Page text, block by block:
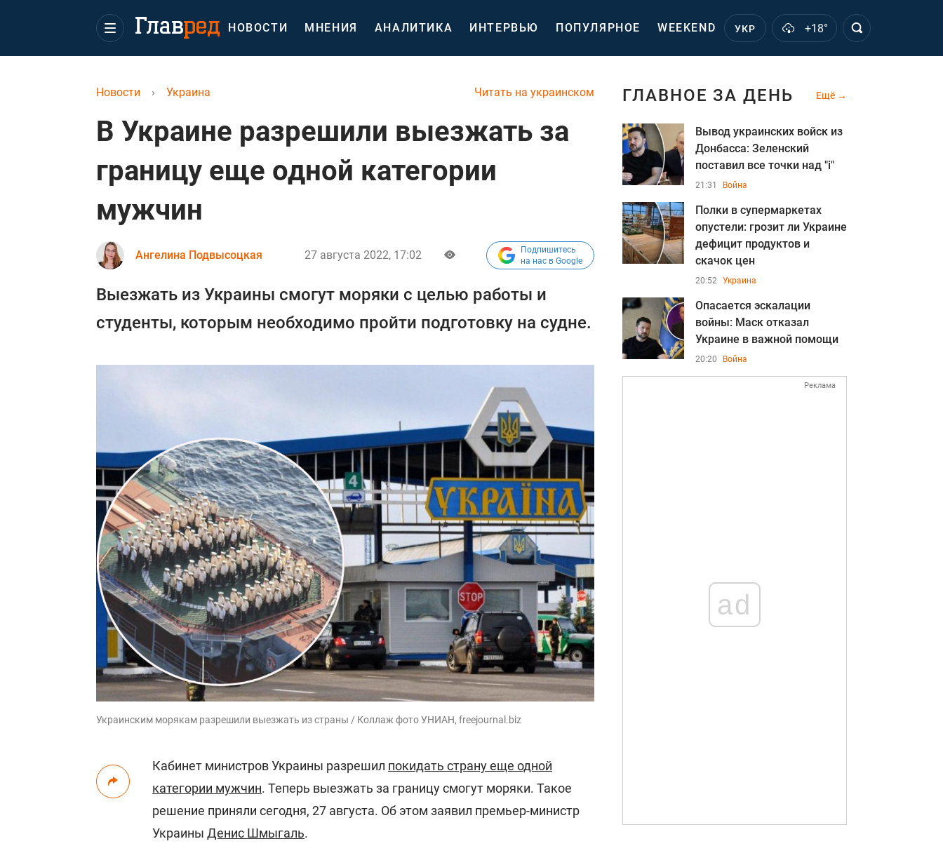
НОВОСТИ МНЕНИЯ АНАЛИТИКА ИНТЕРВЬЮ ПОПУЛЯРНОЕ WEEKEND УКР +18°
Читать на украинском
Новости › Украина
В Украине разрешили выезжать за
границу еще одной категории
мужчин
Ангелина Подвысоцкая 27 августа 2022, 17:02
Подпишитесь
на нас в Google
Выезжать из Украины смогут моряки с целью работы и
студенты, которым необходимо пройти подготовку на судне.
Украинским морякам разрешили выезжать из страны / Коллаж фото УНИАН, freejournal.biz
Кабинет министров Украины разрешил покидать страну еще одной
категории мужчин. Теперь выезжать за границу смогут моряки. Такое
решение приняли сегодня, 27 августа. Об этом заявил премьер-министр
Украины Денис Шмыгаль.
ГЛАВНОЕ ЗА ДЕНЬ Ещё
Вывод украинских войск из
Донбасса: Зеленский
поставил все точки над "i"
21:31 Война
Полки в супермаркетах
опустели: грозит ли Украине
дефицит продуктов и
скачок цен
20:52 Украина
Опасается эскалации
войны: Маск отказал
Украине в важной помощи
20:20 Война
Реклама
ad